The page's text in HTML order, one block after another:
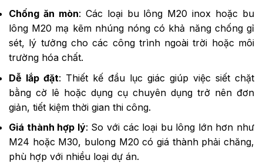
Chống ăn mòn: Các loại bu lông M20 inox hoặc bu
lông M20 mạ kẽm nhúng nóng có khả năng chống gỉ
sét, lý tưởng cho các công trình ngoài trời hoặc môi
trường hóa chất.
Dễ lắp đặt: Thiết kế đầu lục giác giúp việc siết chặt
bằng cờ lê hoặc dụng cụ chuyên dụng trở nên đơn
giản, tiết kiệm thời gian thi công.
Giá thành hợp lý: So với các loại bu lông lớn hơn như
M24 hoặc M30, bulong M20 có giá thành phải chăng,
phù hợp với nhiều loại dự án.